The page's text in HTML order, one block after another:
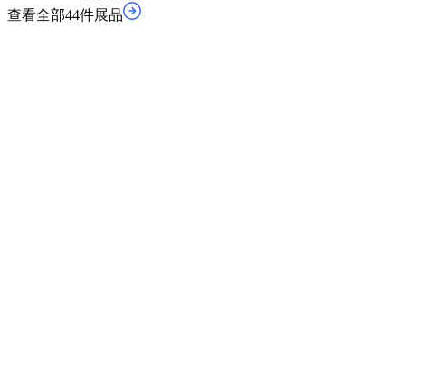
查看全部44件展品